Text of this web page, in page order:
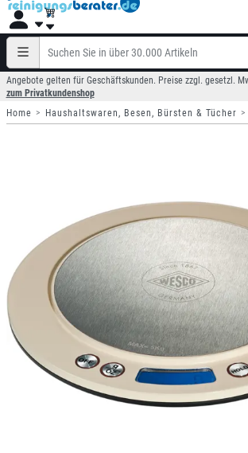
Angebote gelten für Geschäftskunden. Preise zzgl. gesetzl.
zum Privatkundenshop
Home
Haushaltswaren, Besen, Bürsten & Tücher